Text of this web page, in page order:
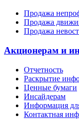
Продажа
Продажа
Продажа
Акционерам и
Отчетность
Раскрытие
Ценные бумаги
Инсайдерам
Информация
Контактная